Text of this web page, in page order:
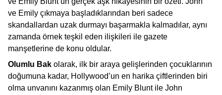
ve Emily çıkmaya başladıklarından beri sadece
skandallardan uzak durmayı başarmakla kalmadılar, aynı
zamanda örnek teşkil eden ilişkileri ile gazete
manşetlerine de konu oldular.
Olumlu Bak olarak, ilk bir araya gelişlerinden çocuklarının
doğumuna kadar, Hollywood’un en harika çiftlerinden biri
olma unvanını kazanmış olan Emily Blunt ile John